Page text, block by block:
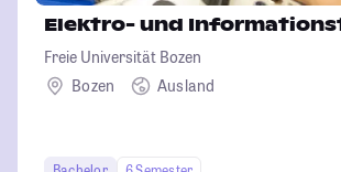
Elektro- und
Freie Universität Bozen
Bozen
Ausland